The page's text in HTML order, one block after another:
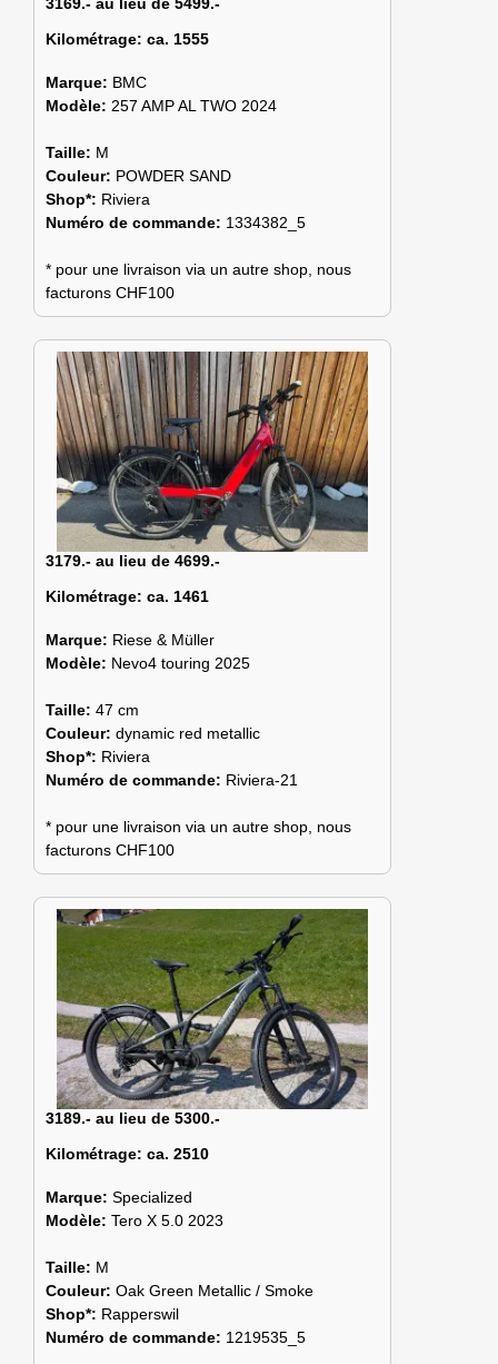
Kilométrage: ca. 1555
Marque: BMC
Modèle: 257 AMP AL TWO 2024
Taille: M
Couleur: POWDER SAND
Shop*: Riviera
Numéro de commande: 1334382_5
* pour une livraison via un autre shop, nous
facturons CHF100
3179.- au lieu de 4699.-
Kilométrage: ca. 1461
Marque: Riese & Müller
Modèle: Nevo4 touring 2025
Taille: 47 cm
Couleur: dynamic red metallic
Shop*: Riviera
Numéro de commande: Riviera-21
* pour une livraison via un autre shop, nous
facturons CHF100
3189.- au lieu de 5300.-
Kilométrage: ca. 2510
Marque: Specialized
Modèle: Tero X 5.0 2023
Taille: M
Couleur: Oak Green Metallic / Smoke
Shop*: Rapperswil
Numéro de commande: 1219535_5